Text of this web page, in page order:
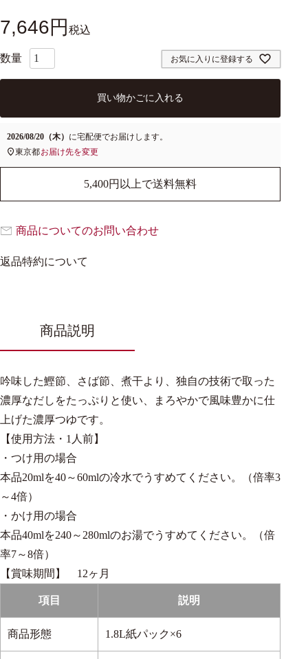
商品説明
吟味した鰹節、さば節、煮干より、独自の技術で取った
濃厚なだしをたっぷりと使い、まろやかで風味豊かに仕
上げた濃厚つゆです。
【使用方法・1人前】
・つけ用の場合
本品20mlを40～60mlの冷水でうすめてください。（倍率3
～4倍）
・かけ用の場合
本品40mlを240～280mlのお湯でうすめてください。（倍
率7～8倍）
【賞味期間】 12ヶ月
項目 説明
商品形態 1.8L紙パック×6
7,646 税込
お気に入りに登録する
買い物かごに入れる
2026/08/20（木） に宅配便でお届けします。
東京都お届け先を変更
5,400円以上で送料無料
商品についてのお問い合わせ
返品特約について